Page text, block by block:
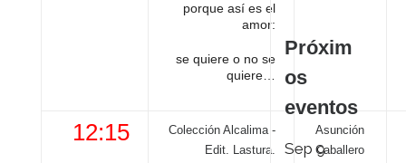
porque así es el
amor:
se quiere o no se
quiere…
12:15
Colección Alcalima -
Edit. Lastura.
Asunción
Caballero
Próxim
os
eventos
Sep9